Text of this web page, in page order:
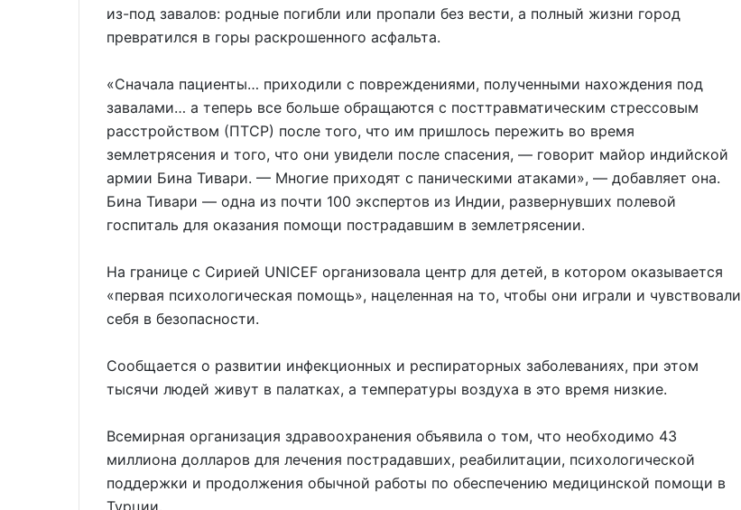
из-под завалов: родные погибли или пропали без вести, а полный жизни город
превратился в горы раскрошенного асфальта.
«Сначала пациенты… приходили с повреждениями, полученными нахождения под
завалами… а теперь все больше обращаются с посттравматическим стрессовым
расстройством (ПТСР) после того, что им пришлось пережить во время
землетрясения и того, что они увидели после спасения, — говорит майор индийской
армии Бина Тивари. — Многие приходят с паническими атаками», — добавляет она.
Бина Тивари — одна из почти 100 экспертов из Индии, развернувших полевой
госпиталь для оказания помощи пострадавшим в землетрясении.
На границе с Сирией UNICEF организовала центр для детей, в котором оказывается
«первая психологическая помощь», нацеленная на то, чтобы они играли и чувствовали
себя в безопасности.
Сообщается о развитии инфекционных и респираторных заболеваниях, при этом
тысячи людей живут в палатках, а температуры воздуха в это время низкие.
Всемирная организация здравоохранения объявила о том, что необходимо 43
миллиона долларов для лечения пострадавших, реабилитации, психологической
поддержки и продолжения обычной работы по обеспечению медицинской помощи в
Турции.